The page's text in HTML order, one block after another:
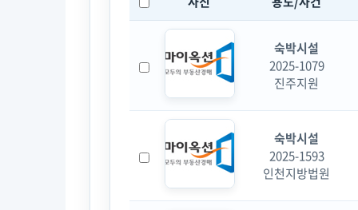
숙박시설
2025-1079
진주지원
숙박시설
2025-1593
인천지방법원